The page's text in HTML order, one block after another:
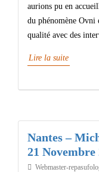
aurions pu en
du phénomène Ovni
qualité avec des
Lire la suite
Nantes –
21
Webmaster-